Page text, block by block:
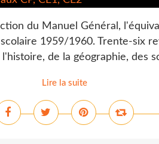
du Manuel Général,
1959/1960. Trente-six
de la géographie, des
Lire la suite